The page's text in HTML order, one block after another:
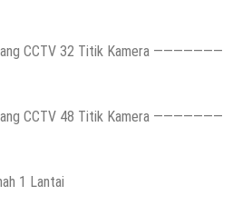
CCTV 32 Titik Kamera ———————
CCTV 48 Titik Kamera ———————
1 Lantai